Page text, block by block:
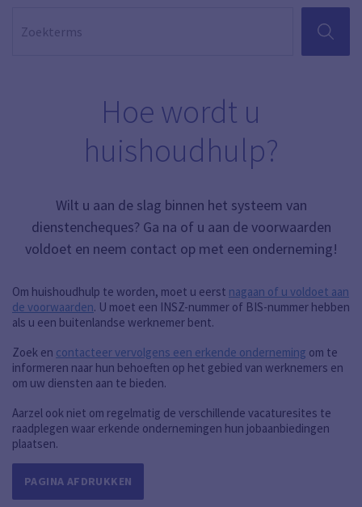
ZOEKEN
Hoe wordt u
huishoudhulp?
Wilt u aan de slag binnen het systeem van
dienstencheques? Ga na of u aan de voorwaarden
voldoet en neem contact op met een onderneming!
Om huishoudhulp te worden, moet u eerst nagaan of u voldoet aan
de voorwaarden. U moet een INSZ-nummer of BIS-nummer hebben
als u een buitenlandse werknemer bent.
Zoek en contacteer vervolgens een erkende onderneming om te
informeren naar hun behoeften op het gebied van werknemers en
om uw diensten aan te bieden.
Aarzel ook niet om regelmatig de verschillende vacaturesites te
raadplegen waar erkende ondernemingen hun jobaanbiedingen
plaatsen.
PAGINA AFDRUKKEN